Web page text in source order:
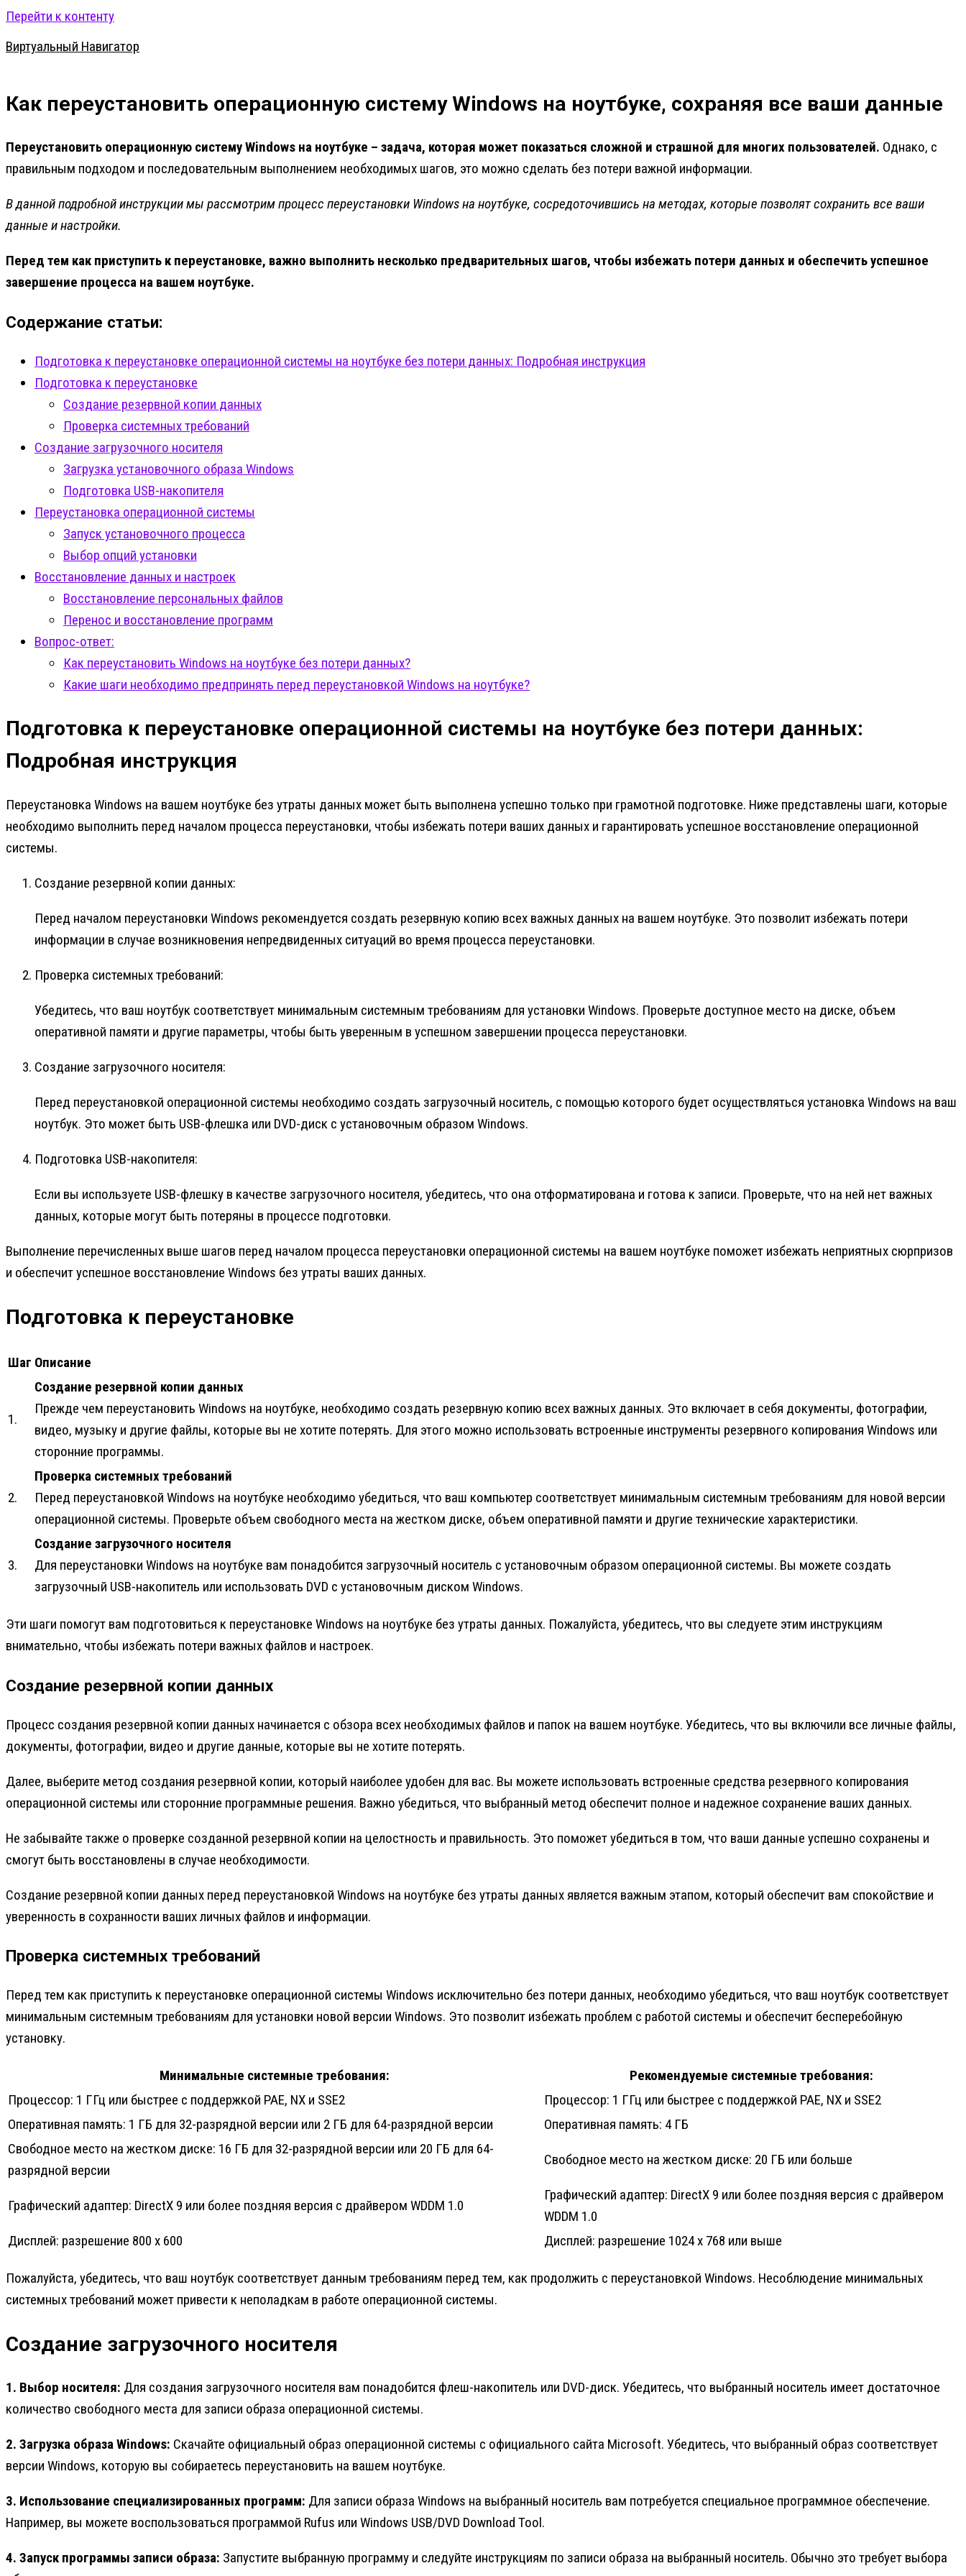
Перейти к контенту
Виртуальный Навигатор
Как переустановить операционную систему Windows на ноутбуке, сохраняя все ваши данные
Переустановить операционную систему Windows на ноутбуке – задача, которая может показаться сложной и страшной для многих пользователей. Однако, с
правильным подходом и последовательным выполнением необходимых шагов, это можно сделать без потери важной информации.
В данной подробной инструкции мы рассмотрим процесс переустановки Windows на ноутбуке, сосредоточившись на методах, которые позволят сохранить все ваши
данные и настройки.
Перед тем как приступить к переустановке, важно выполнить несколько предварительных шагов, чтобы избежать потери данных и обеспечить успешное
завершение процесса на вашем ноутбуке.
Содержание статьи:
Подготовка к переустановке операционной системы на ноутбуке без потери данных: Подробная инструкция
Подготовка к переустановке
Создание резервной копии данных
Проверка системных требований
Создание загрузочного носителя
Загрузка установочного образа Windows
Подготовка USB-накопителя
Переустановка операционной системы
Запуск установочного процесса
Выбор опций установки
Восстановление данных и настроек
Восстановление персональных файлов
Перенос и восстановление программ
Вопрос-ответ:
Как переустановить Windows на ноутбуке без потери данных?
Какие шаги необходимо предпринять перед переустановкой Windows на ноутбуке?
Подготовка к переустановке операционной системы на ноутбуке без потери данных:
Подробная инструкция
Переустановка Windows на вашем ноутбуке без утраты данных может быть выполнена успешно только при грамотной подготовке. Ниже представлены шаги, которые
необходимо выполнить перед началом процесса переустановки, чтобы избежать потери ваших данных и гарантировать успешное восстановление операционной
системы.
Создание резервной копии данных:
Перед началом переустановки Windows рекомендуется создать резервную копию всех важных данных на вашем ноутбуке. Это позволит избежать потери
информации в случае возникновения непредвиденных ситуаций во время процесса переустановки.
Проверка системных требований:
Убедитесь, что ваш ноутбук соответствует минимальным системным требованиям для установки Windows. Проверьте доступное место на диске, объем
оперативной памяти и другие параметры, чтобы быть уверенным в успешном завершении процесса переустановки.
Создание загрузочного носителя:
Перед переустановкой операционной системы необходимо создать загрузочный носитель, с помощью которого будет осуществляться установка Windows на ваш
ноутбук. Это может быть USB-флешка или DVD-диск с установочным образом Windows.
Подготовка USB-накопителя:
Если вы используете USB-флешку в качестве загрузочного носителя, убедитесь, что она отформатирована и готова к записи. Проверьте, что на ней нет важных
данных, которые могут быть потеряны в процессе подготовки.
Выполнение перечисленных выше шагов перед началом процесса переустановки операционной системы на вашем ноутбуке поможет избежать неприятных сюрпризов
и обеспечит успешное восстановление Windows без утраты ваших данных.
Подготовка к переустановке
Шаг Описание
1.
Создание резервной копии данных
Прежде чем переустановить Windows на ноутбуке, необходимо создать резервную копию всех важных данных. Это включает в себя документы, фотографии,
видео, музыку и другие файлы, которые вы не хотите потерять. Для этого можно использовать встроенные инструменты резервного копирования Windows или
сторонние программы.
2.
Проверка системных требований
Перед переустановкой Windows на ноутбуке необходимо убедиться, что ваш компьютер соответствует минимальным системным требованиям для новой версии
операционной системы. Проверьте объем свободного места на жестком диске, объем оперативной памяти и другие технические характеристики.
3.
Создание загрузочного носителя
Для переустановки Windows на ноутбуке вам понадобится загрузочный носитель с установочным образом операционной системы. Вы можете создать
загрузочный USB-накопитель или использовать DVD с установочным диском Windows.
Эти шаги помогут вам подготовиться к переустановке Windows на ноутбуке без утраты данных. Пожалуйста, убедитесь, что вы следуете этим инструкциям
внимательно, чтобы избежать потери важных файлов и настроек.
Создание резервной копии данных
Процесс создания резервной копии данных начинается с обзора всех необходимых файлов и папок на вашем ноутбуке. Убедитесь, что вы включили все личные файлы,
документы, фотографии, видео и другие данные, которые вы не хотите потерять.
Далее, выберите метод создания резервной копии, который наиболее удобен для вас. Вы можете использовать встроенные средства резервного копирования
операционной системы или сторонние программные решения. Важно убедиться, что выбранный метод обеспечит полное и надежное сохранение ваших данных.
Не забывайте также о проверке созданной резервной копии на целостность и правильность. Это поможет убедиться в том, что ваши данные успешно сохранены и
смогут быть восстановлены в случае необходимости.
Создание резервной копии данных перед переустановкой Windows на ноутбуке без утраты данных является важным этапом, который обеспечит вам спокойствие и
уверенность в сохранности ваших личных файлов и информации.
Проверка системных требований
Перед тем как приступить к переустановке операционной системы Windows исключительно без потери данных, необходимо убедиться, что ваш ноутбук соответствует
минимальным системным требованиям для установки новой версии Windows. Это позволит избежать проблем с работой системы и обеспечит бесперебойную
установку.
Минимальные системные требования:
Рекомендуемые системные требования:
Процессор: 1 ГГц или быстрее с поддержкой PAE, NX и SSE2
Процессор: 1 ГГц или быстрее с поддержкой PAE, NX и SSE2
Оперативная память: 1 ГБ для 32-разрядной версии или 2 ГБ для 64-разрядной версии
Оперативная память: 4 ГБ
Свободное место на жестком диске: 16 ГБ для 32-разрядной версии или 20 ГБ для 64-
разрядной версии
Свободное место на жестком диске: 20 ГБ или больше
Графический адаптер: DirectX 9 или более поздняя версия с драйвером WDDM 1.0
Графический адаптер: DirectX 9 или более поздняя версия с драйвером
WDDM 1.0
Дисплей: разрешение 800 x 600
Дисплей: разрешение 1024 x 768 или выше
Пожалуйста, убедитесь, что ваш ноутбук соответствует данным требованиям перед тем, как продолжить с переустановкой Windows. Несоблюдение минимальных
системных требований может привести к неполадкам в работе операционной системы.
Создание загрузочного носителя
1. Выбор носителя: Для создания загрузочного носителя вам понадобится флеш-накопитель или DVD-диск. Убедитесь, что выбранный носитель имеет достаточное
количество свободного места для записи образа операционной системы.
2. Загрузка образа Windows: Скачайте официальный образ операционной системы с официального сайта Microsoft. Убедитесь, что выбранный образ соответствует
версии Windows, которую вы собираетесь переустановить на вашем ноутбуке.
3. Использование специализированных программ: Для записи образа Windows на выбранный носитель вам потребуется специальное программное обеспечение.
Например, вы можете воспользоваться программой Rufus или Windows USB/DVD Download Tool.
4. Запуск программы записи образа: Запустите выбранную программу и следуйте инструкциям по записи образа на выбранный носитель. Обычно это требует выбора